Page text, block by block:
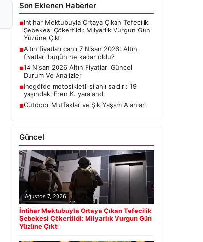
Son Eklenen Haberler
■İntihar Mektubuyla Ortaya Çıkan Tefecilik
Şebekesi Çökertildi: Milyarlık Vurgun Gün
Yüzüne Çıktı
■Altın fiyatları canlı 7 Nisan 2026: Altın
fiyatları bugün ne kadar oldu?
■14 Nisan 2026 Altın Fiyatları Güncel
Durum Ve Analizler
■İnegöl’de motosikletli silahlı saldırı: 19
yaşındaki Eren K. yaralandı
■Outdoor Mutfaklar ve Şık Yaşam Alanları
Güncel
Ağustos 7, 2026
İntihar Mektubuyla Ortaya Çıkan Tefecilik
Şebekesi Çökertildi: Milyarlık Vurgun Gün
Yüzüne Çıktı